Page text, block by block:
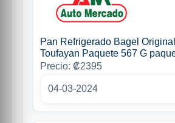
Pan Refrigerado Bagel
Toufayan Paquete 567 G
Precio: ₡2395
04-03-2024